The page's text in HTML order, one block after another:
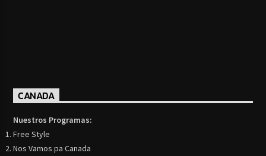
CANADA
Nuestros Programas:
Free Style
Nos Vamos pa Canada